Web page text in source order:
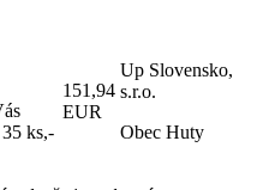
ks,-
151,94
EUR
Up Slovensko,
s.r.o.
Obec Huty